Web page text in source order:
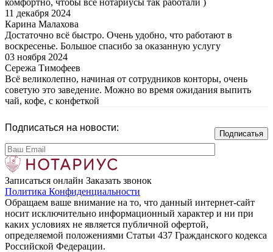
11 декабря 2024
Карина Малахова
Достаточно всё быстро. Очень удобно, что работают в
воскресенье. Большое спасибо за оказанную услугу
03 ноября 2024
Сережа Тимофеев
Всё великолепно, начиная от сотрудников конторы, очень
советую это заведение. Можно во время ожидания выпить
чай, кофе, с конфеткой
Подписаться на новости:
Записаться онлайн Заказать звонок
Политика Конфиденциальности
Обращаем ваше внимание на то, что данный интернет-сайт
носит исключительно информационный характер и ни при
каких условиях не является публичной офертой,
определяемой положениями Статьи 437 Гражданского кодекса
Российской Федерации.